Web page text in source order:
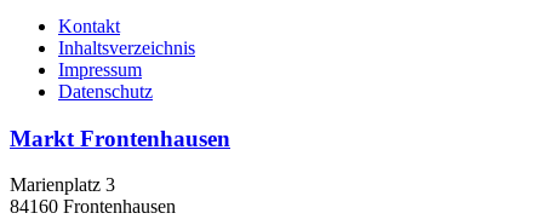
Kontakt
Inhaltsverzeichnis
Impressum
Datenschutz
Markt Frontenhausen
Marienplatz 3
84160 Frontenhausen